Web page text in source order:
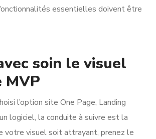
essentielles doivent être
soin le visuel
MVP
l’option site One Page, Landing
logiciel, la conduite à suivre est la
votre visuel soit attrayant, prenez le